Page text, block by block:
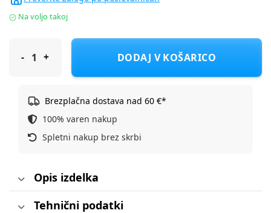
Na voljo takoj
Original Marines hlače DH DFP5213YF D Bela 152
DODAJ V KOŠARICO
Brezplačna dostava nad 60 €*
100% varen nakup
Spletni nakup brez skrbi
Opis izdelka
Tehnični podatki